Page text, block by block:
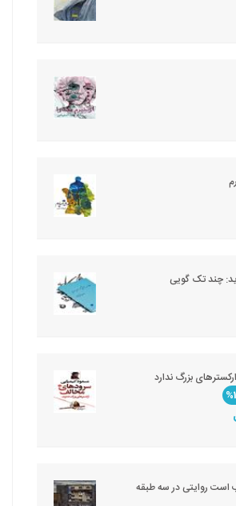
چند تک گویی
بزرگ ندارد
است روایتی در سه طبقه